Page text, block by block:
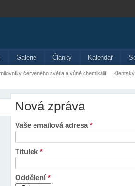
Galerie Články Kalendář
červeného světla a vůně chemikálií
Nová zpráva
Vaše emailová adresa*
Titulek *
Oddělení*